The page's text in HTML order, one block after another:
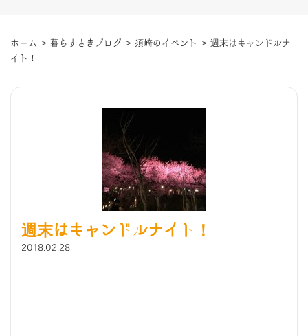
ホーム > 暮らすさきブログ > 須崎のイベント > 週末はキャンドルナ
イト！
週末はキャンドルナイト！
2018.02.28